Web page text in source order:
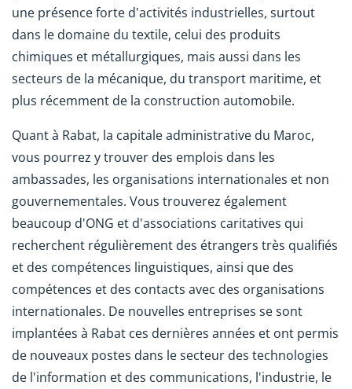
une présence forte d'activités industrielles, surtout
dans le domaine du textile, celui des produits
chimiques et métallurgiques, mais aussi dans les
secteurs de la mécanique, du transport maritime, et
plus récemment de la construction automobile.
Quant à Rabat, la capitale administrative du Maroc,
vous pourrez y trouver des emplois dans les
ambassades, les organisations internationales et non
gouvernementales. Vous trouverez également
beaucoup d'ONG et d'associations caritatives qui
recherchent régulièrement des étrangers très qualifiés
et des compétences linguistiques, ainsi que des
compétences et des contacts avec des organisations
internationales. De nouvelles entreprises se sont
implantées à Rabat ces dernières années et ont permis
de nouveaux postes dans le secteur des technologies
de l'information et des communications, l'industrie, le